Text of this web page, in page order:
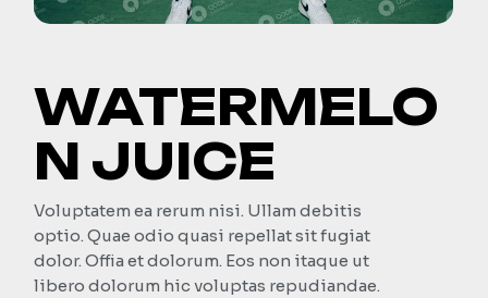
WATERMELO
N JUICE
Voluptatem ea rerum nisi. Ullam debitis
optio. Quae odio quasi repellat sit fugiat
dolor. Offia et dolorum. Eos non itaque ut
libero dolorum hic voluptas repudiandae.